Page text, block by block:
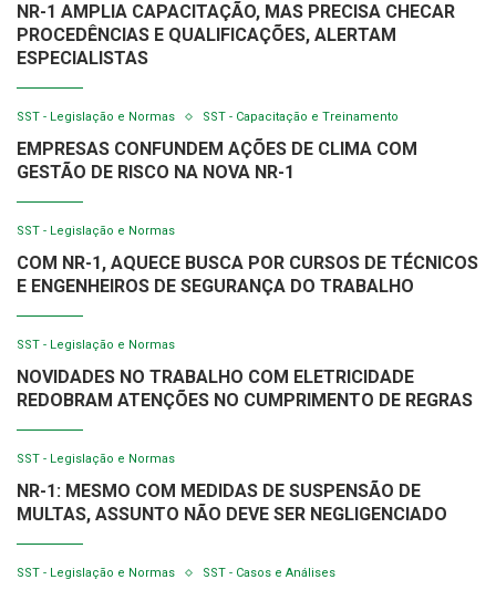
NR-1 AMPLIA CAPACITAÇÃO, MAS PRECISA CHECAR
PROCEDÊNCIAS E QUALIFICAÇÕES, ALERTAM
ESPECIALISTAS
SST - Legislação e Normas SST - Capacitação e Treinamento
EMPRESAS CONFUNDEM AÇÕES DE CLIMA COM
GESTÃO DE RISCO NA NOVA NR-1
SST - Legislação e Normas
COM NR-1, AQUECE BUSCA POR CURSOS DE TÉCNICOS
E ENGENHEIROS DE SEGURANÇA DO TRABALHO
SST - Legislação e Normas
NOVIDADES NO TRABALHO COM ELETRICIDADE
REDOBRAM ATENÇÕES NO CUMPRIMENTO DE REGRAS
SST - Legislação e Normas
NR-1: MESMO COM MEDIDAS DE SUSPENSÃO DE
MULTAS, ASSUNTO NÃO DEVE SER NEGLIGENCIADO
SST - Legislação e Normas SST - Casos e Análises